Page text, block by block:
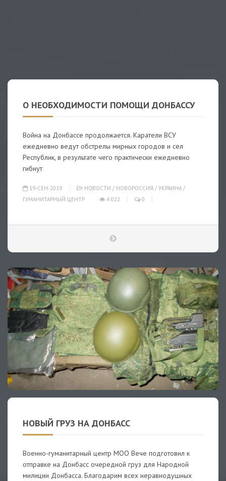
О НЕОБХОДИМОСТИ ПОМОЩИ ДОНБАССУ
Война на Донбассе продолжается. Каратели ВСУ
ежедневно ведут обстрелы мирных городов и сел
Республик, в результате чего практически ежедневно
гибнут
19-СЕН-2019 НОВОСТИ / НОВОРОССИЯ / УКРАИНА /
ГУМАНИТАРНЫЙ ЦЕНТР
4 022 0
НОВЫЙ ГРУЗ НА ДОНБАСС
Военно-гуманитарный центр МОО Вече подготовил к
отправке на Донбасс очередной груз для Народной
милиции Донбасса. Благодарим всех неравнодушных